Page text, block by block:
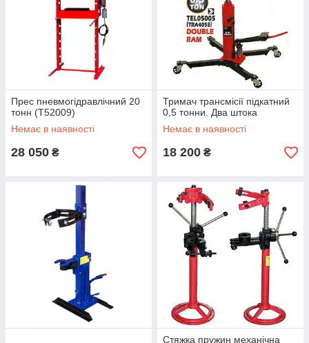
Прес пневмогідравлічний 20
тонн (T52009)
Немає в наявності
28 050 ₴
Тримач трансмісії підкатний
0,5 тонни. Два штока
Немає в наявності
18 200 ₴
Стяжка пружин механічна